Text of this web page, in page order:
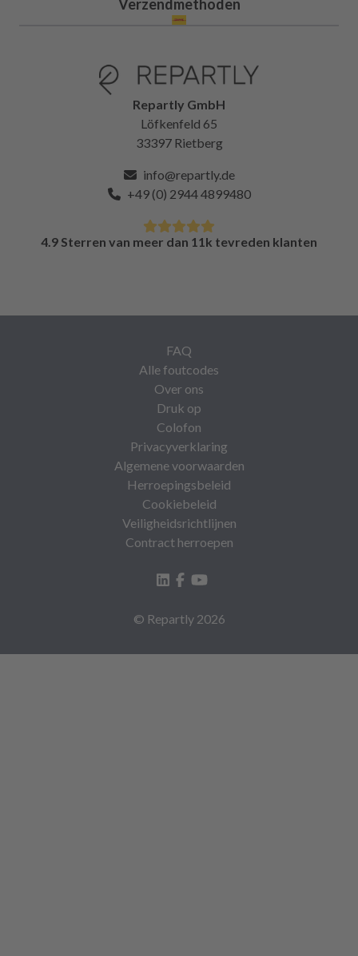
Verzendmethoden
Repartly GmbH
Löfkenfeld 65
33397 Rietberg
info@repartly.de
+49 (0) 2944 4899480
4.9 Sterren van meer dan 11k tevreden klanten
FAQ
Alle foutcodes
Over ons
Druk op
Colofon
Privacyverklaring
Algemene voorwaarden
Herroepingsbeleid
Cookiebeleid
Veiligheidsrichtlijnen
Contract herroepen
© Repartly 2026